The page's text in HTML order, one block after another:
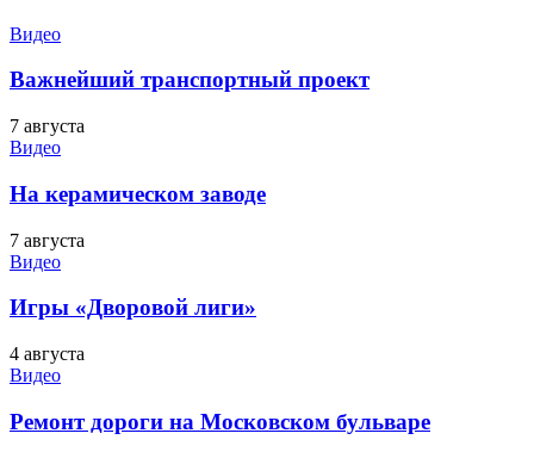
Видео
Важнейший транспортный проект
7 августа
Видео
На керамическом заводе
7 августа
Видео
Игры «Дворовой лиги»
4 августа
Видео
Ремонт дороги на Московском бульваре